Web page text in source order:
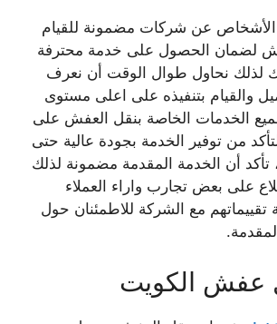
الأشخاص عن شركات مضمونة للقيام
لضمان الحصول على خدمة محترفة
لذلك نحاول طوال الوقت أن نعرف
والقيام بتنفيذه على اعلى مستوى
الخدمات الخاصة بنقل العفش على
من توفير الخدمة بجودة عالية حتى
تأكد أن الخدمة المقدمة مضمونة لذلك
على بعض تجارب واراء العملاء
تقييماتهم مع الشركة للاطمئنان حول
عفش الكويت